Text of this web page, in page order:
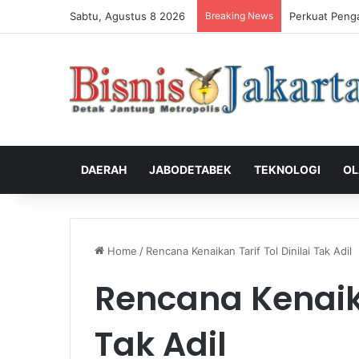
Sabtu, Agustus 8 2026 Breaking News Perkuat
DAERAH JABODETABEK TEKNOLOGI
Home / Rencana Kenaikan Tarif Tol Dinilai Tak Adil
Rencana
Tak Adil